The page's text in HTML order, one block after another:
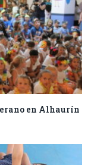
en Alhaurín